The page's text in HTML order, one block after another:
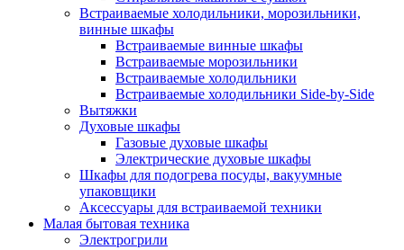
Встраиваемые холодильники, морозильники,
винные шкафы
Встраиваемые винные шкафы
Встраиваемые морозильники
Встраиваемые холодильники
Встраиваемые холодильники Side-by-Side
Вытяжки
Духовые шкафы
Газовые духовые шкафы
Электрические духовые шкафы
Шкафы для подогрева посуды, вакуумные
упаковщики
Аксессуары для встраиваемой техники
Малая бытовая техника
Электрогрили